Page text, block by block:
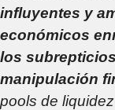
influyentes y
económicos
los
manipulación
pools de